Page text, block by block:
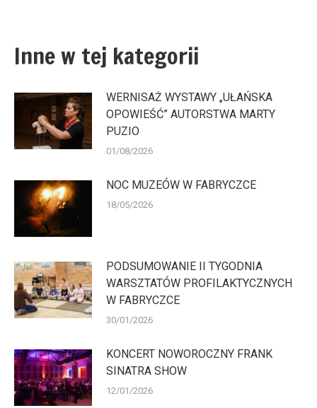
Inne w tej kategorii
WERNISAŻ WYSTAWY „UŁAŃSKA
OPOWIEŚĆ” AUTORSTWA MARTY
PUZIO
01/08/2026
NOC MUZEÓW W FABRYCZCE
18/05/2026
PODSUMOWANIE II TYGODNIA
WARSZTATÓW PROFILAKTYCZNYCH
W FABRYCZCE
30/01/2026
KONCERT NOWOROCZNY FRANK
SINATRA SHOW
12/01/2026